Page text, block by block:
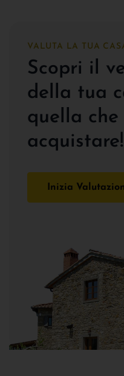
VALUTA LA TUA
Scopri il
della tua
quella che
acquistare!
Inizia